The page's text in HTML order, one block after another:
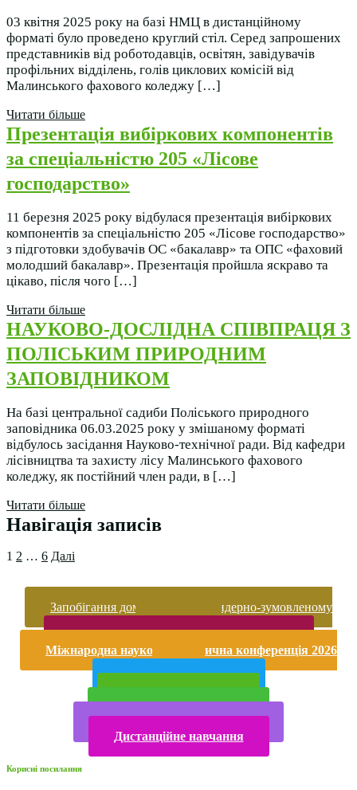
03 квітня 2025 року на базі НМЦ в дистанційному
форматі було проведено круглий стіл. Серед запрошених
представників від роботодавців, освітян, завідувачів
профільних відділень, голів циклових комісій від
Малинського фахового коледжу […]
Читати більше
Презентація вибіркових компонентів
за спеціальністю 205 «Лісове
господарство»
11 березня 2025 року відбулася презентація вибіркових
компонентів за спеціальністю 205 «Лісове господарство»
з підготовки здобувачів ОС «бакалавр» та ОПС «фаховий
молодший бакалавр». Презентація пройшла яскраво та
цікаво, після чого […]
Читати більше
НАУКОВО-ДОСЛІДНА СПІВПРАЦЯ З
ПОЛІСЬКИМ ПРИРОДНИМ
ЗАПОВІДНИКОМ
На базі центральної садиби Поліського природного
заповідника 06.03.2025 року у змішаному форматі
відбулось засідання Науково-технічної ради. Від кафедри
лісівництва та захисту лісу Малинського фахового
коледжу, як постійний член ради, в […]
Читати більше
Навігація записів
1 2 … 6 Далі
Запобігання домашньому та гендерно-зумовленому
Міжнародна науково-практична конференція 2026
Дистанційне навчання
Корисні посилання